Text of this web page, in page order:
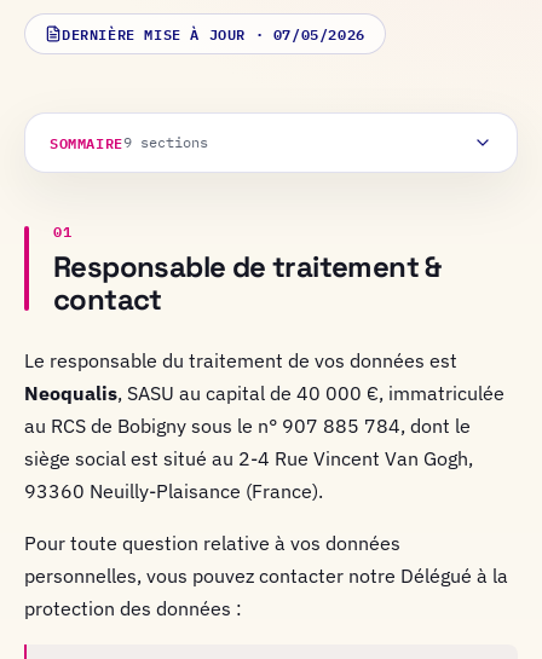
DERNIÈRE MISE À JOUR · 07/05/2026
SOMMAIRE9sections
01
Responsable de traitement &
contact
Le responsable du traitement de vos données est
Neoqualis, SASU au capital de 40 000 €, immatriculée
au RCS de Bobigny sous le n° 907 885 784, dont le
siège social est situé au 2-4 Rue Vincent Van Gogh,
93360 Neuilly-Plaisance (France).
Pour toute question relative à vos données
personnelles, vous pouvez contacter notre Délégué à la
protection des données :